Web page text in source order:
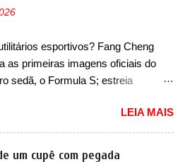
pensar que uma picape chagaria ao
Mais do que isso: ela é a prova viva
está ganhando se mexe sim. Ao
história, ela...
passará a ser vendido com
los para a identidade visual
da marca, mas ainda sem
que essa mudança já seja tão
consumidores). Pelas
se percebe que o sedã contará
para-choque na dianteira. Ele
esportivos? Fang Cheng
as primeiras imagens oficiais do
sedã, o Formula S; estreia
marca com utilitários esportivos, a
Bao nasceu como uma empresa
utilitários esportivos com
LEIA MAIS
um cupê com pegada